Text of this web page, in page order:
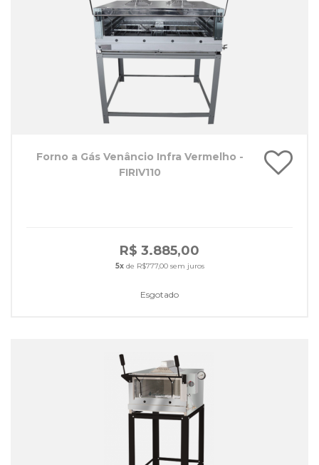
Forno a Gás Venâncio Infra Vermelho -
FIRIV110
R$ 3.885,00
5xde R$777,00 sem juros
Esgotado